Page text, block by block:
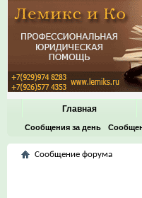
Главная
Сообщения за день
Сообщение форума